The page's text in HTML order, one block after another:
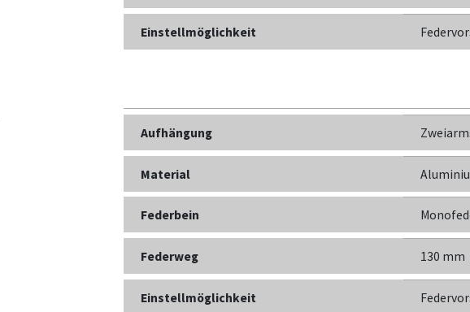
Einstellmöglichkeit
Aufhängung
Material
Federbein
Federweg 130 mm
Einstellmöglichkeit